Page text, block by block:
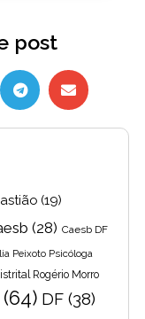
post
(19)
(28) Caesb DF
Peixoto Psicóloga
Rogério Morro
DF (38)